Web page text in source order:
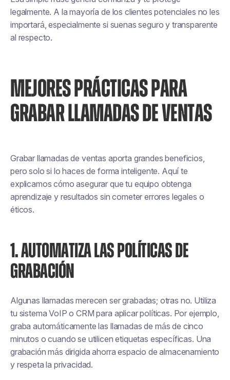
legalmente. A la mayoría de los clientes potenciales no les
importará, especialmente si suenas seguro y transparente
al respecto.
MEJORES PRÁCTICAS PARA
GRABAR LLAMADAS DE VENTAS
Grabar llamadas de ventas aporta grandes beneficios,
pero solo si lo haces de forma inteligente. Aquí te
explicamos cómo asegurar que tu equipo obtenga
aprendizaje y resultados sin cometer errores legales o
éticos.
1. AUTOMATIZA LAS POLÍTICAS DE
GRABACIÓN
Algunas llamadas merecen ser grabadas; otras no. Utiliza
tu sistema VoIP o CRM para aplicar políticas. Por ejemplo,
graba automáticamente las llamadas de más de cinco
minutos o cuando se utilicen etiquetas específicas. Una
grabación más dirigida ahorra espacio de almacenamiento
y respeta la privacidad.